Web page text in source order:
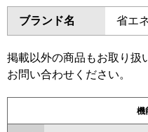
三菱電機 PKZ-
日立 RPK-
三菱重工
パナソニック PA-
ダイキン
東芝
ブランド名 省エ
掲載以外の商品もお取り扱
お問い合わせください。
機